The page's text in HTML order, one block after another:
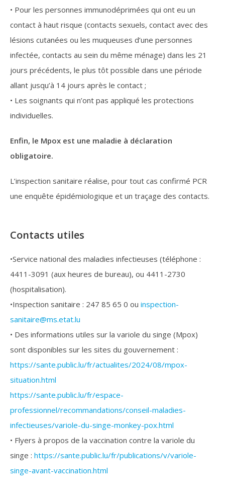
• Pour les personnes immunodéprimées qui ont eu un
contact à haut risque (contacts sexuels, contact avec des
lésions cutanées ou les muqueuses d’une personnes
infectée, contacts au sein du même ménage) dans les 21
jours précédents, le plus tôt possible dans une période
allant jusqu’à 14 jours après le contact ;
• Les soignants qui n’ont pas appliqué les protections
individuelles.
Enfin, le Mpox est une maladie à déclaration
obligatoire.
L’inspection sanitaire réalise, pour tout cas confirmé PCR
une enquête épidémiologique et un traçage des contacts.
Contacts utiles
•Service national des maladies infectieuses (téléphone :
4411-3091 (aux heures de bureau), ou 4411-2730
(hospitalisation).
•Inspection sanitaire : 247 85 65 0 ou inspection-
sanitaire@ms.etat.lu
• Des informations utiles sur la variole du singe (Mpox)
sont disponibles sur les sites du gouvernement :
https://sante.public.lu/fr/actualites/2024/08/mpox-
situation.html
https://sante.public.lu/fr/espace-
professionnel/recommandations/conseil-maladies-
infectieuses/variole-du-singe-monkey-pox.html
• Flyers à propos de la vaccination contre la variole du
singe : https://sante.public.lu/fr/publications/v/variole-
singe-avant-vaccination.html